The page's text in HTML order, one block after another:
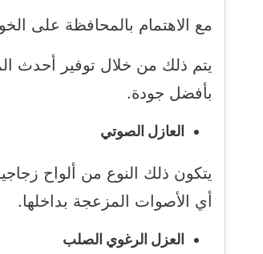
مع الاهتمام بالمحافظة على
يتم ذلك من خلال توفير أحدث
بأفضل جودة.
العازل الصوتي
يتكون ذلك النوع من ألواح
أي الأصوات المزعجة بداخلها.
العزل الرغوي الصلب